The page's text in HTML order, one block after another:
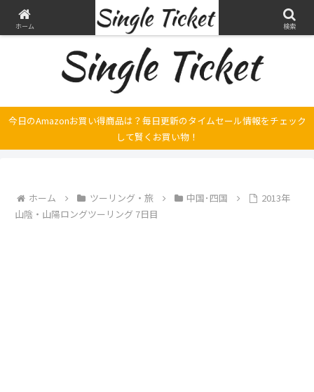
ヤマハ SRX250とFilano115、スバル エクシーガの整備・修理そして旅の記録
今日のAmazonお買い得商品は？毎日更新のタイムセール情報をチェック
して賢くお買い物！
ホーム ツーリング・旅 中国･四国
2013年
山陰・山陽ロングツーリング 7日目
ホーム 検索